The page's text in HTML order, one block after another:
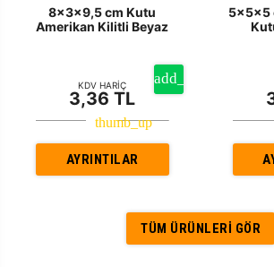
8x3x9,5 cm Kutu
Amerikan Kilitli Beyaz
KDV HARİÇ
3,36 TL
AYRINTILAR
5x5x5
TÜM ÜRÜNLERI GÖR